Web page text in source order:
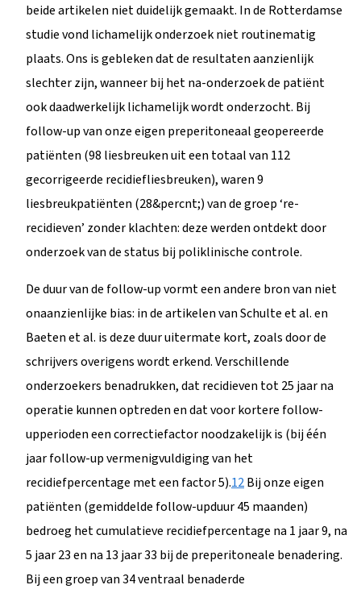
beide artikelen niet duidelijk gemaakt. In de Rotterdamse
studie vond lichamelijk onderzoek niet routinematig
plaats. Ons is gebleken dat de resultaten aanzienlijk
slechter zijn, wanneer bij het na-onderzoek de patiënt
ook daadwerkelijk lichamelijk wordt onderzocht. Bij
follow-up van onze eigen preperitoneaal geopereerde
patiënten (98 liesbreuken uit een totaal van 112
gecorrigeerde recidiefliesbreuken), waren 9
liesbreukpatiënten (28&percnt;) van de groep ‘re-
recidieven’ zonder klachten: deze werden ontdekt door
onderzoek van de status bij poliklinische controle.
De duur van de follow-up vormt een andere bron van niet
onaanzienlijke bias: in de artikelen van Schulte et al. en
Baeten et al. is deze duur uitermate kort, zoals door de
schrijvers overigens wordt erkend. Verschillende
onderzoekers benadrukken, dat recidieven tot 25 jaar na
operatie kunnen optreden en dat voor kortere follow-
upperioden een correctiefactor noodzakelijk is (bij één
jaar follow-up vermenigvuldiging van het
recidiefpercentage met een factor 5).12Bij onze eigen
patiënten (gemiddelde follow-upduur 45 maanden)
bedroeg het cumulatieve recidiefpercentage na 1 jaar 9, na
5 jaar 23 en na 13 jaar 33 bij de preperitoneale benadering.
Bij een groep van 34 ventraal benaderde